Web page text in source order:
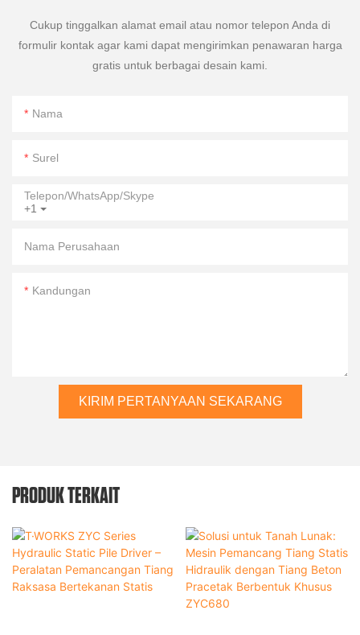
Cukup tinggalkan alamat email atau nomor telepon Anda di
formulir kontak agar kami dapat mengirimkan penawaran harga
gratis untuk berbagai desain kami.
Nama
Surel
+1
Telepon/WhatsApp/Skype
Nama Perusahaan
Kandungan
KIRIM PERTANYAAN SEKARANG
PRODUK TERKAIT